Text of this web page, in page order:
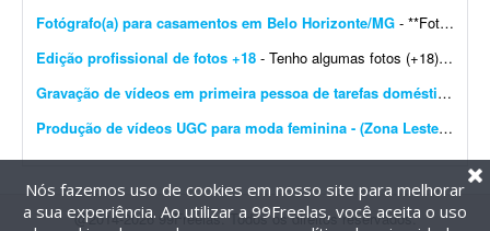
Fotógrafo(a) para casamentos em Belo Horizonte/MG - **Fotógrafo(a) freelancer para cobertura de casamento - Belo Horizonte/MG** Estou procurando um(a) fotógrafo(a) freelancer para atuar na cobertura de um casamento em Belo Horizonte/M...
Edição profissional de fotos +18 - Tenho algumas fotos (+18) e preciso que você melhore a qualidade e deixe o resultado bastante profissional. As imagens são para uso no meu site de trabalho. Gostaria que, se poss&iacu...
Gravação de vídeos em primeira pessoa de tarefas domésticas
Produção de vídeos UGC para moda feminina - (Zona Leste de SP)
@2014-2026 99Freelas. Todos os direitos reservados.
Nós fazemos uso de cookies em nosso site para melhorar
a sua experiência. Ao utilizar a 99Freelas, você aceita o uso